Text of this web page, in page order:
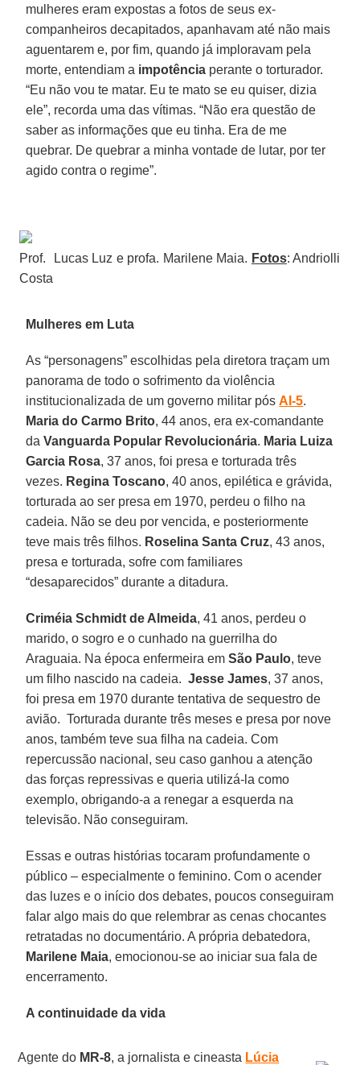
mulheres eram expostas a fotos de seus ex-
companheiros decapitados, apanhavam até não mais
aguentarem e, por fim, quando já imploravam pela
morte, entendiam a impotência perante o torturador.
“Eu não vou te matar. Eu te mato se eu quiser, dizia
ele”, recorda uma das vítimas. “Não era questão de
saber as informações que eu tinha. Era de me
quebrar. De quebrar a minha vontade de lutar, por ter
agido contra o regime”.
Prof. Lucas Luz e profa. Marilene Maia. Fotos: Andriolli
Costa
Mulheres em Luta
As “personagens” escolhidas pela diretora traçam um
panorama de todo o sofrimento da violência
institucionalizada de um governo militar pósAI-5.
Maria do Carmo Brito, 44 anos, era ex-comandante
daVanguarda Popular Revolucionária. Maria Luiza
Garcia Rosa, 37 anos, foi presa e torturada três
vezes. Regina Toscano, 40 anos, epilética e grávida,
torturada ao ser presa em 1970, perdeu o filho na
cadeia. Não se deu por vencida, e posteriormente
teve mais três filhos. Roselina Santa Cruz, 43 anos,
presa e torturada, sofre com familiares
“desaparecidos” durante a ditadura.
Criméia Schmidt de Almeida, 41 anos, perdeu o
marido, o sogro e o cunhado na guerrilha do
Araguaia. Na época enfermeira emSão Paulo, teve
um filho nascido na cadeia.Jesse James, 37 anos,
foi presa em 1970 durante tentativa de sequestro de
avião. Torturada durante três meses e presa por nove
anos, também teve sua filha na cadeia. Com
repercussão nacional, seu caso ganhou a atenção
das forças repressivas e queria utilizá-la como
exemplo, obrigando-a a renegar a esquerda na
televisão. Não conseguiram.
Essas e outras histórias tocaram profundamente o
público – especialmente o feminino. Com o acender
das luzes e o início dos debates, poucos conseguiram
falar algo mais do que relembrar as cenas chocantes
retratadas no documentário. A própria debatedora,
Marilene Maia, emocionou-se ao iniciar sua fala de
encerramento.
A continuidade da vida
Agente do MR-8, a jornalista e cineasta Lúcia